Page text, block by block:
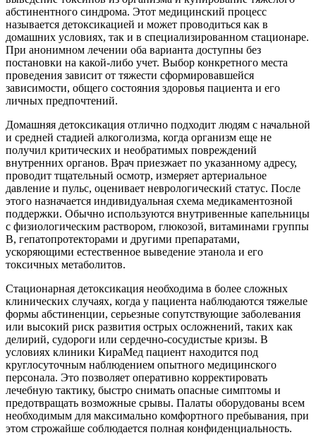
абстинентного синдрома. Этот медицинский процесс
называется детоксикацией и может проводиться как в
домашних условиях, так и в специализированном стационаре.
При анонимном лечении оба варианта доступны без
постановки на какой-либо учет. Выбор конкретного места
проведения зависит от тяжести сформировавшейся
зависимости, общего состояния здоровья пациента и его
личных предпочтений.
Домашняя детоксикация отлично подходит людям с начальной
и средней стадией алкоголизма, когда организм еще не
получил критических и необратимых повреждений
внутренних органов. Врач приезжает по указанному адресу,
проводит тщательный осмотр, измеряет артериальное
давление и пульс, оценивает неврологический статус. После
этого назначается индивидуальная схема медикаментозной
поддержки. Обычно используются внутривенные капельницы
с физиологическим раствором, глюкозой, витаминами группы
B, гепатопротекторами и другими препаратами,
ускоряющими естественное выведение этанола и его
токсичных метаболитов.
Стационарная детоксикация необходима в более сложных
клинических случаях, когда у пациента наблюдаются тяжелые
формы абстиненции, серьезные сопутствующие заболевания
или высокий риск развития острых осложнений, таких как
делирий, судороги или сердечно-сосудистые кризы. В
условиях клиники КираМед пациент находится под
круглосуточным наблюдением опытного медицинского
персонала. Это позволяет оперативно корректировать
лечебную тактику, быстро снимать опасные симптомы и
предотвращать возможные срывы. Палаты оборудованы всем
необходимым для максимально комфортного пребывания, при
этом строжайше соблюдается полная конфиденциальность.